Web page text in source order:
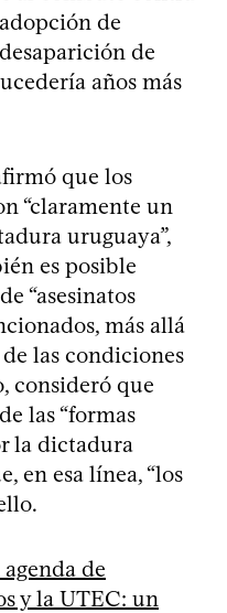
de
de
años más
que los
“claramente un
uruguaya”,
es posible
“asesinatos
más allá
las condiciones
consideró que
las “formas
la dictadura
en esa línea, “los
agenda de
y la UTEC: un